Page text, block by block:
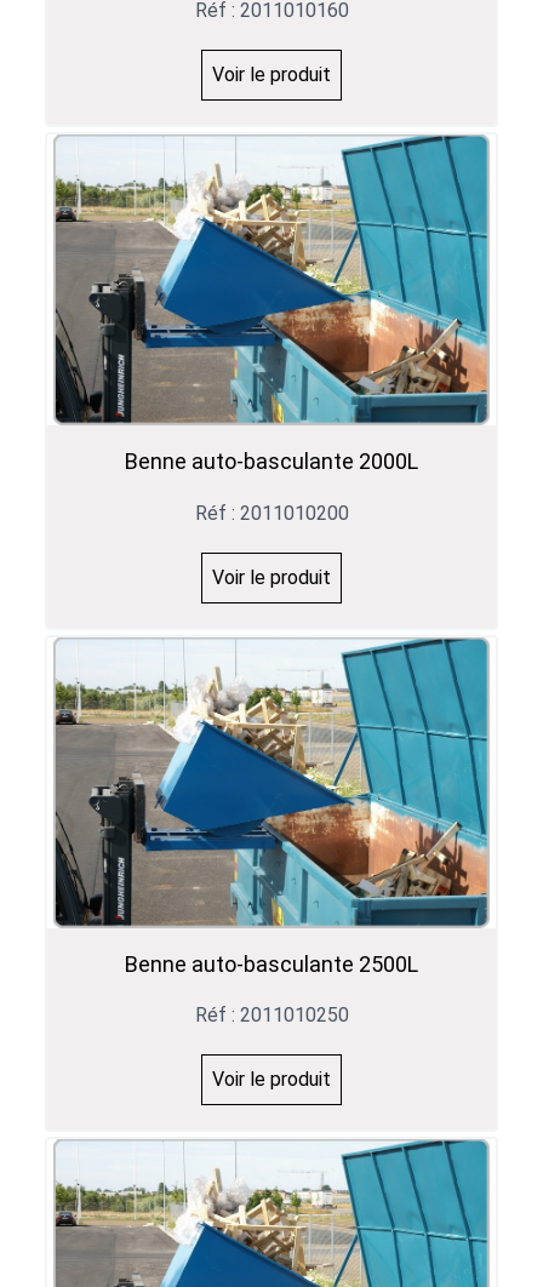
Réf : 2011010160
Voir le produit
Benne auto-basculante 2000L
Réf : 2011010200
Voir le produit
Benne auto-basculante 2500L
Réf : 2011010250
Voir le produit